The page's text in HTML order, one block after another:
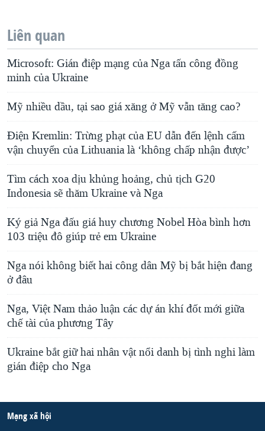
Liên quan
Microsoft: Gián điệp mạng của Nga tấn công đồng
minh của Ukraine
Mỹ nhiều dầu, tại sao giá xăng ở Mỹ vẫn tăng cao?
Điện Kremlin: Trừng phạt của EU dẫn đến lệnh cấm
vận chuyển của Lithuania là ‘không chấp nhận được’
Tìm cách xoa dịu khủng hoảng, chủ tịch G20
Indonesia sẽ thăm Ukraine và Nga
Ký giả Nga đấu giá huy chương Nobel Hòa bình hơn
103 triệu đô giúp trẻ em Ukraine
Nga nói không biết hai công dân Mỹ bị bắt hiện đang
ở đâu
Nga, Việt Nam thảo luận các dự án khí đốt mới giữa
chế tài của phương Tây
Ukraine bắt giữ hai nhân vật nổi danh bị tình nghi làm
gián điệp cho Nga
Mạng xã hội